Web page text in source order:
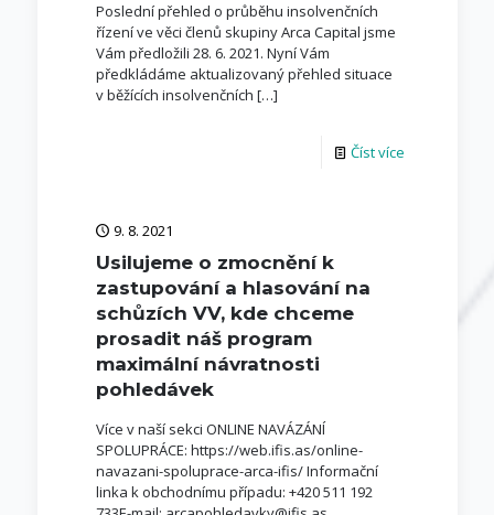
Poslední přehled o průběhu insolvenčních
řízení ve věci členů skupiny Arca Capital jsme
Vám předložili 28. 6. 2021. Nyní Vám
předkládáme aktualizovaný přehled situace
v běžících insolvenčních […]
Číst více
9. 8. 2021
Usilujeme o zmocnění k
zastupování a hlasování na
schůzích VV, kde chceme
prosadit náš program
maximální návratnosti
pohledávek
Více v naší sekci ONLINE NAVÁZÁNÍ
SPOLUPRÁCE: https://web.ifis.as/online-
navazani-spoluprace-arca-ifis/ Informační
linka k obchodnímu případu: +420 511 192